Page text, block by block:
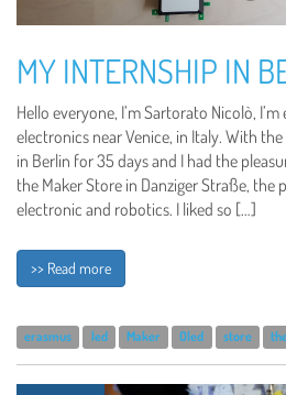
MY INTERNSHIP IN
Hello everyone, I’m Sartorato Nicolò,
electronics near Venice, in Italy. With the
in Berlin for 35 days and I had the
the Maker Store in Danziger Straße, the
electronic and robotics. I liked so […]
>> Read more
erasmus led Maker Oled store